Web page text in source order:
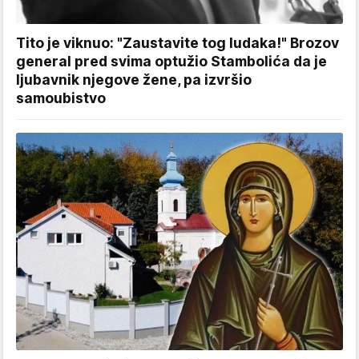
Tito je viknuo: "Zaustavite tog ludaka!" Brozov
general pred svima optužio Stambolića da je
ljubavnik njegove žene, pa izvršio
samoubistvo